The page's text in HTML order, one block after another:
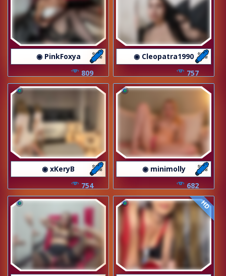
◉ PinkFoxya
809
◉ Cleopatra1990
757
◉ xKeryB
754
◉ minimolly
682
HD